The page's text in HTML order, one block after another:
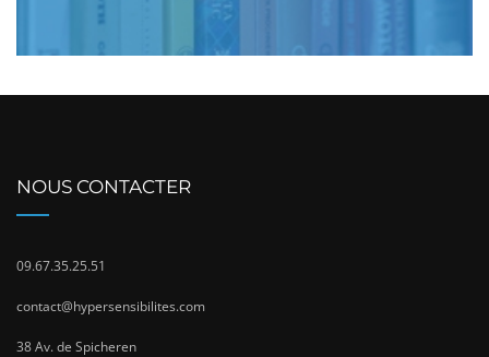
NOUS CONTACTER
09.67.35.25.51
contact@hypersensibilites.com
38 Av. de Spicheren